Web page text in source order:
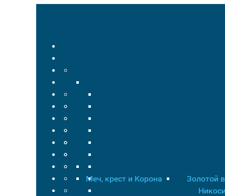
Меч, крест и Корона
Золотой